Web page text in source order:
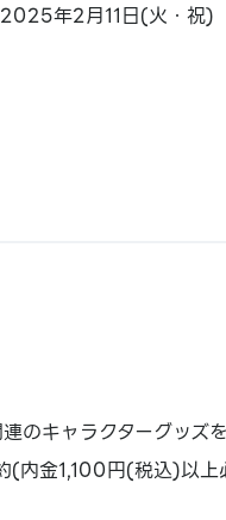
年2月11日(火・祝)
のキャラクターグッ
内金1,100円(税込)以上